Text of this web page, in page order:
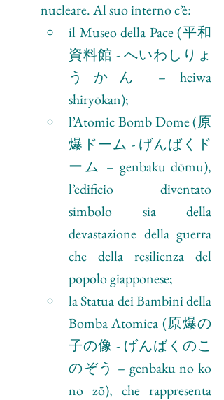
nucleare. Al suo interno c’è:
il Museo della Pace (平和
資料館 - へいわしりょ
うかん – heiwa
shiryōkan);
l’Atomic Bomb Dome (原
爆ドーム - げんばくド
ーム – genbaku dōmu),
l’edificio diventato
simbolo sia della
devastazione della guerra
che della resilienza del
popolo giapponese;
la Statua dei Bambini della
Bomba Atomica (原爆の
子の像 - げんばくのこ
のぞう – genbaku no ko
no zō), che rappresenta